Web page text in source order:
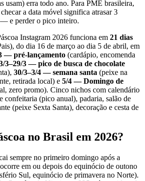
usam) erra todo ano. Para PME brasileira,
a data móvel significa atrasar 3
— e perder o pico inteiro.
Instagram 2026 funciona em 21 dias
do dia 16 de março ao dia 5 de abril, em
— pré-lançamento (cardápio, encomenda
3–29/3 — pico de busca de chocolate
30/3–3/4 — semana santa (peixe na
retirada local) e 5/4 — Domingo de
zero promo). Cinco nichos com calendário
confeitaria (pico anual), padaria, salão de
(peixe Sexta Santa), decoração e cesta de
no Brasil em 2026?
sempre no primeiro domingo após a
em ou depois do equinócio de outono
Sul, equinócio de primavera no Norte).